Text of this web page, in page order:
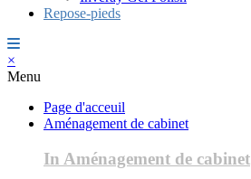
Repose-pieds
×
Menu
Page d'acceuil
Aménagement de cabinet
In Aménagement de cabinet